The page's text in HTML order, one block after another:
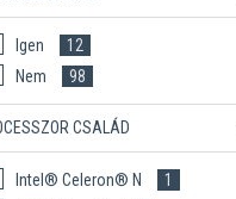
Igen
12
Nem
98
CSALÁD
Intel® Celeron® N
1